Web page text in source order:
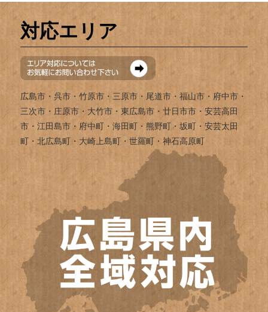
対応エリア
広島市・呉市・竹原市・三原市・尾道市・福山市・府中市・
三次市・庄原市・大竹市・東広島市・廿日市市・安芸高田
市・江田島市・府中町・海田町・熊野町・坂町・安芸太田
町・北広島町・大崎上島町・世羅町・神石高原町